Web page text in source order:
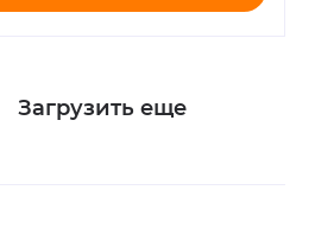
Загрузить еще